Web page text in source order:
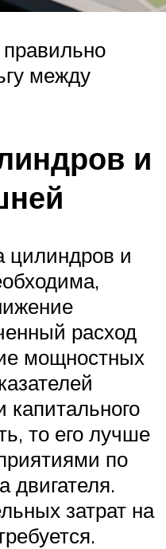
между
и
цилиндров и
расход
мощностных
то его лучше
по
двигателя.
затрат на